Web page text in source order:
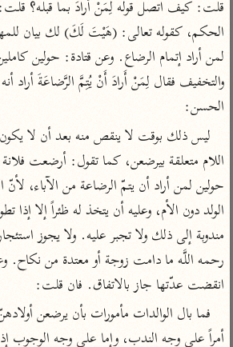
جمع الأقوال
تفسير ابن الجوزي
تفسير الماوردي
منتقاة
تفسير ابن القيم
تفسير ابن تيمية
عامّة
تفسير السمعاني
تفسير مكّي
محاسن التأويل
للقاسمي
تفسير الرازي
أخرى
نظم الدرر للبقاعي
لغة وبلاغة
التحرير والتنوير
المحرر الوجيز لابن
عطية
البحر المحيط لأبي
حيان
البسيط للواحدي
الحسن:
انقضت عدّتها جاز بالاتفاق. فان قلت: